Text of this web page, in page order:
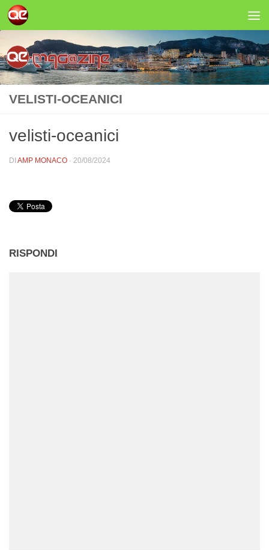
Salta al contenuto
VELISTI-OCEANICI
velisti-oceanici
DI AMP MONACO · 20/08/2024
RISPONDI